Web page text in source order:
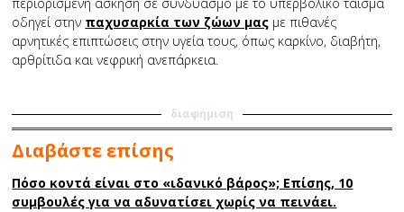
οδηγεί στην παχυσαρκία των ζώων μας με πιθανές
αρνητικές επιπτώσεις στην υγεία τους, όπως καρκίνο, διαβήτη,
αρθρίτιδα και νεφρική ανεπάρκεια.
διαφήμιση
Διαβάστε επίσης
Πόσο κοντά είναι στο «ιδανικό βάρος»; Επίσης, 10
συμβουλές για να αδυνατίσει χωρίς να πεινάει.